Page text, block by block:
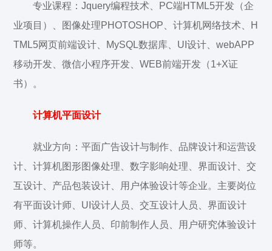
专业课程：Jquery编程技术、PC端HTML5开发（企
业项目）、图像处理PHOTOSHOP、计算机网络技术、H
TML5网页前端设计、MySQL数据库、UI设计、webAPP
移动开发、微信小程序开发、WEB前端开发（1+X证
书）。
计算机平面设计
就业方向：平面广告设计与制作、品牌设计和运营设
计、计算机图形图像处理、数字影响处理、界面设计、交
互设计、产品包装设计、用户体验设计等企业。主要岗位
有平面设计师、UI设计人员、交互设计人员、界面设计
师、计算机操作人员、印前制作人员、用户研究体验设计
师等。